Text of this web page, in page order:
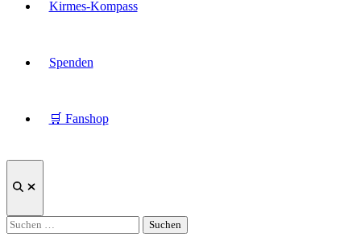
Kirmes-Kompass
Spenden
🛒 Fanshop
Suche
Suchen
nach: